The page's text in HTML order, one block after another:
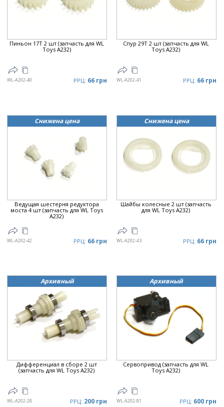
Цена ▼
Пиньон 17T 2 шт (запчасть для WL
Toys A232)
WL-A202-40 РРЦ: 66 грн
Спур 29T 2 шт (запчасть для WL
Toys A232)
WL-A202-41 РРЦ: 66 грн
Снижена цена
Ведущая шестерня редуктора
моста 4 шт (запчасть для WL Toys
A232)
WL-A202-42 РРЦ: 66 грн
Снижена цена
Шайбы колесные 2 шт (запчасть
для WL Toys A232)
WL-A202-43 РРЦ: 66 грн
Архивный
Дифференциал в сборе 2 шт
(запчасть для WL Toys A232)
WL-A202-28 РРЦ: 200 грн
Архивный
Сервопривод (запчасть для WL
Toys A232)
WL-A202-81 РРЦ: 600 грн